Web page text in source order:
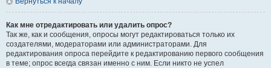
Как мне отредактировать или удалить опрос?
Так же, как и сообщения, опросы могут редактироваться только их
создателями, модераторами или администраторами. Для
редактирования опроса перейдите к редактированию первого сообщения
в теме; опрос всегда связан именно с ним. Если никто не успел